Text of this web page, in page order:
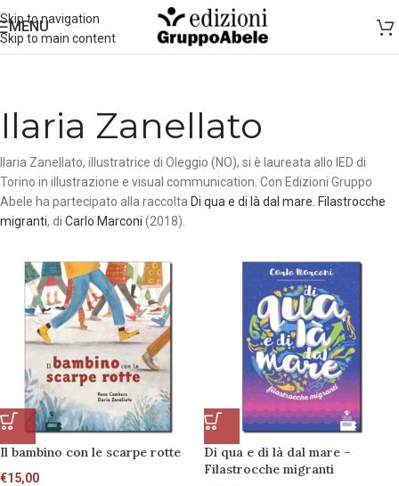
Skip to navigation
Skip to main content
MENU
Ilaria Zanellato
Ilaria Zanellato, illustratrice di Oleggio (NO), si è laureata allo IED di
Torino in illustrazione e visual communication. Con Edizioni Gruppo
Abele ha partecipato alla raccolta Di qua e di là dal mare. Filastrocche
migranti, di Carlo Marconi (2018).
Il bambino con le scarpe rotte
€15,00
Di qua e di là dal mare –
Filastrocche migranti